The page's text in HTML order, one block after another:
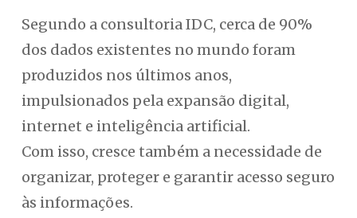
Segundo a consultoria IDC, cerca de 90%
dos dados existentes no mundo foram
produzidos nos últimos anos,
impulsionados pela expansão digital,
internet e inteligência artificial.
Com isso, cresce também a necessidade de
organizar, proteger e garantir acesso seguro
às informações.